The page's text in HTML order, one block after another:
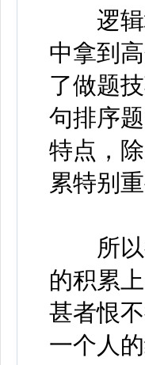
逻辑填
中拿到
了做题
句排序
特点，
累特别重
所以很
的积累
甚者恨
一个人